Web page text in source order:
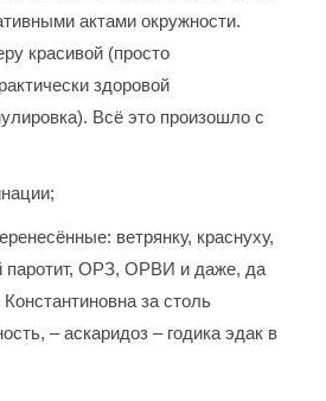
актами окружности.
красивой (просто
здоровой
Всё это произошло с
ветрянку, краснуху,
паротит, ОРЗ, ОРВИ и даже, да
за столь
– аскаридоз – годика эдак в